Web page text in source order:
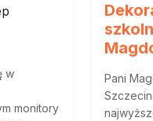
w
monitory
Pani